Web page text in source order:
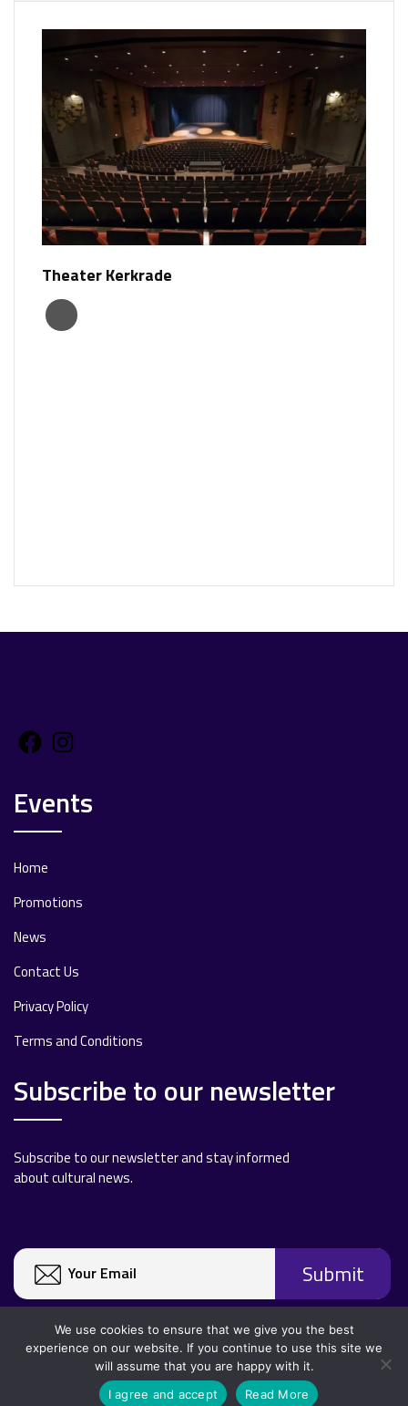
Theater Kerkrade
Facebook
Events
Home
Promotions
News
Contact Us
Privacy Policy
Terms and Conditions
Subscribe to our newsletter
Subscribe to our newsletter and stay informed
about cultural news.
Copyright 2020 All rights reserved.
We use cookies to ensure that we give you the best
experience on our website. If you continue to use this site we
will assume that you are happy with it.
I agree and accept
Read More